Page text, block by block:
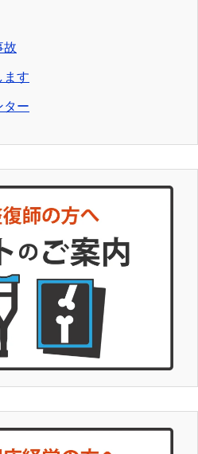
故
ます
ター